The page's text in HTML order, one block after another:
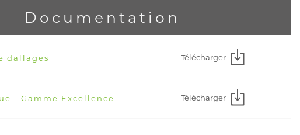
Documentation
dallages Télécharger
- Gamme Excellence Télécharger